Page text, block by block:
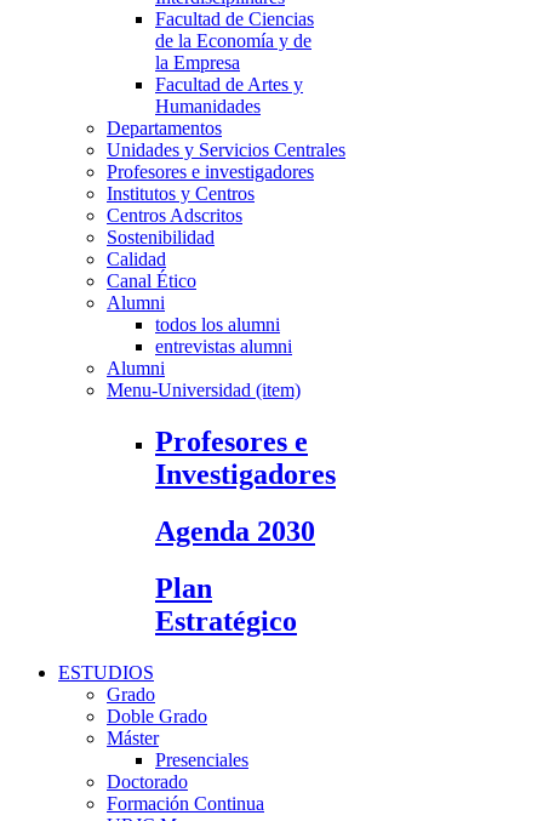
Facultad de Ciencias
de la Economía y de
la Empresa
Facultad de Artes y
Humanidades
Departamentos
Unidades y Servicios Centrales
Profesores e investigadores
Institutos y Centros
Centros Adscritos
Sostenibilidad
Calidad
Canal Ético
Alumni
todos los alumni
entrevistas alumni
Alumni
Menu-Universidad (item)
Profesores e
Investigadores
Agenda 2030
Plan
Estratégico
ESTUDIOS
Grado
Doble Grado
Máster
Presenciales
Doctorado
Formación Continua